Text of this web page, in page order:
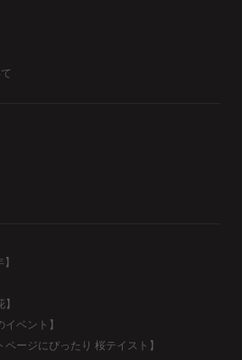
ベント】
ージにぴったり 桜テイスト】